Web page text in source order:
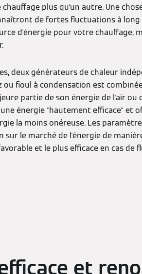
plus qu'un autre. Une
de fortes fluctuations à long
d'énergie pour votre chauffage,
deux générateurs de chaleur
ou fioul à condensation est
partie de son énergie de l'air ou
énergie "hautement efficace" et
la moins onéreuse. Les
le marché de l'énergie de
et le plus efficace en cas de
et